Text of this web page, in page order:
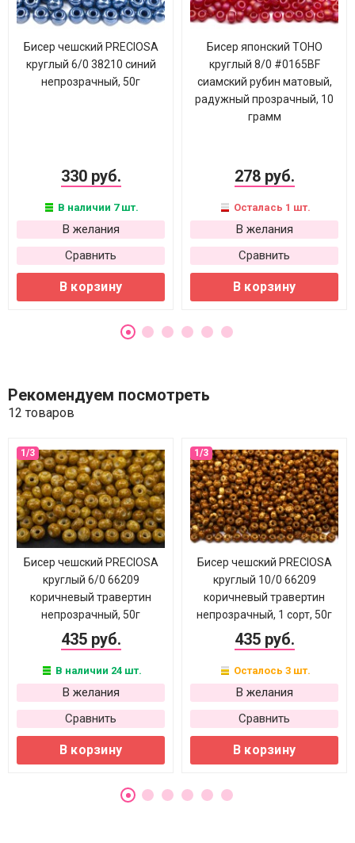
Бисер чешский PRECIOSA
круглый 6/0 38210 синий
непрозрачный, 50г
330 руб.
В наличии 7 шт.
В желания
Сравнить
В корзину
Бисер японский TOHO
круглый 8/0 #0165BF
сиамский рубин матовый,
радужный прозрачный, 10
грамм
278 руб.
Осталась 1 шт.
В желания
Сравнить
В корзину
Рекомендуем посмотреть
12 товаров
Бисер чешский PRECIOSA
круглый 6/0 66209
коричневый травертин
непрозрачный, 50г
435 руб.
В наличии 24 шт.
В желания
Сравнить
В корзину
Бисер чешский PRECIOSA
круглый 10/0 66209
коричневый травертин
непрозрачный, 1 сорт, 50г
435 руб.
Осталось 3 шт.
В желания
Сравнить
В корзину